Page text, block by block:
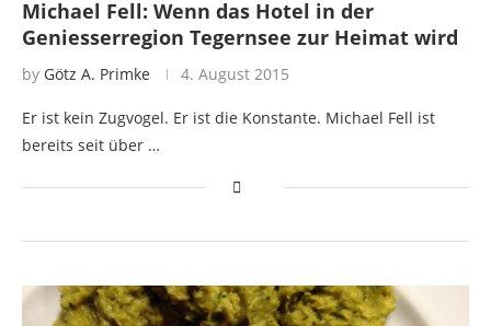
Michael Fell: Wenn das Hotel in der
Geniesserregion Tegernsee zur Heimat wird
by Götz A. Primke 4. August 2015
Er ist kein Zugvogel. Er ist die Konstante. Michael Fell ist
bereits seit über …